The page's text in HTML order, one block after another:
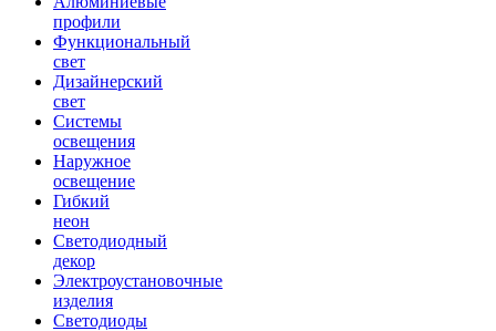
профили
Функциональный
свет
Дизайнерский
свет
Системы
освещения
Наружное
освещение
Гибкий
неон
Светодиодный
декор
Электроустановочные
изделия
Светодиоды